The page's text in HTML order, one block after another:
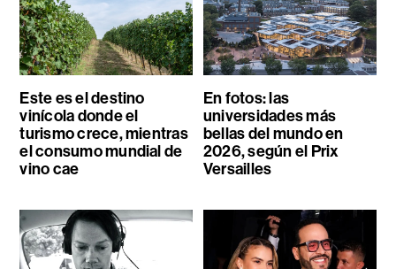
Este es el destino
vinícola donde el
turismo crece, mientras
el consumo mundial de
vino cae
En fotos: las
universidades más
bellas del mundo en
2026, según el Prix
Versailles